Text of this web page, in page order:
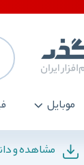
موبایل
مشاهده و